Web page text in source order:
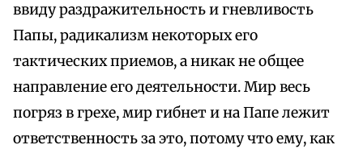
ввиду раздражительность и гневливость
Папы, радикализм некоторых его
тактических приемов, а никак не общее
направление его деятельности. Мир весь
погряз в грехе, мир гибнет и на Папе лежит
ответственность за это, потому что ему, как